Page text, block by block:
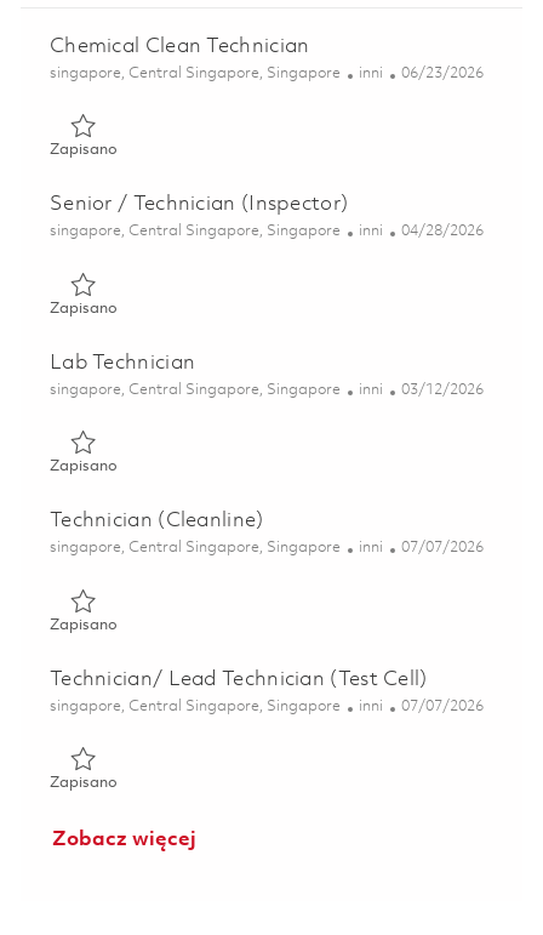
Chemical Clean Technician
Lokalizacja
singapore, Central Singapore, Singapore Kategoria
inni Posted Date
06/23/2026
ZapisanoZapisano Chemical Clean Technician 01823494
Senior / Technician (Inspector)
Lokalizacja
singapore, Central Singapore, Singapore Kategoria
inni Posted Date
04/28/2026
ZapisanoZapisano Senior / Technician (Inspector) 01823489
Lab Technician
Lokalizacja
singapore, Central Singapore, Singapore Kategoria
inni Posted Date
03/12/2026
ZapisanoZapisano Lab Technician 01813605
Technician (Cleanline)
Lokalizacja
singapore, Central Singapore, Singapore Kategoria
inni Posted Date
07/07/2026
ZapisanoZapisano Technician (Cleanline) 01822655
Technician/ Lead Technician (Test Cell)
Lokalizacja
singapore, Central Singapore, Singapore Kategoria
inni Posted Date
07/07/2026
ZapisanoZapisano Technician/ Lead Technician (Test Cell) 01838825
Zobacz więcej